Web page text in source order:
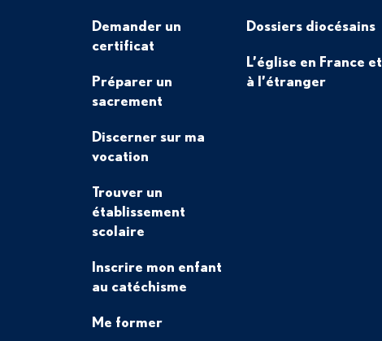
Demander un
certificat
Préparer un
sacrement
Discerner sur ma
vocation
Trouver un
établissement
scolaire
Inscrire mon enfant
au catéchisme
Me former
Dossiers diocésains
L’église en France et
à l’étranger